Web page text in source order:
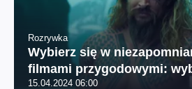
Rozrywka
Wybierz się w
filmami przygodowymi:
15.04.2024 06:00